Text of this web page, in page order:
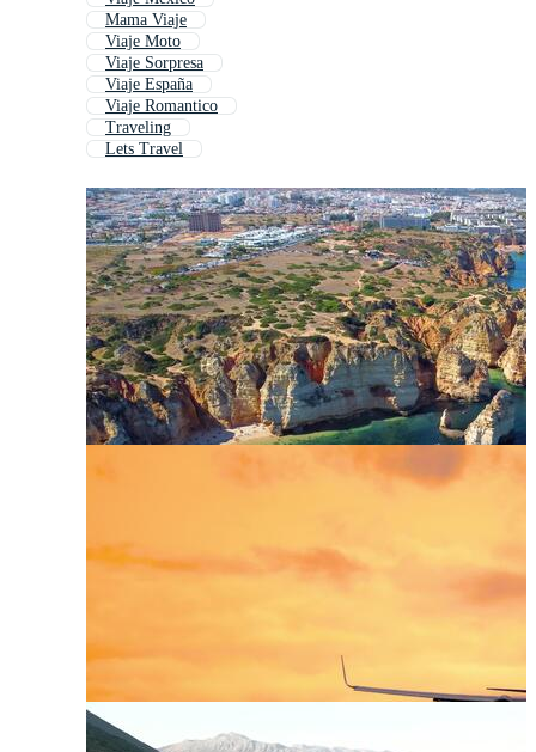
Mama Viaje
Viaje Moto
Viaje Sorpresa
Viaje España
Viaje Romantico
Traveling
Lets Travel